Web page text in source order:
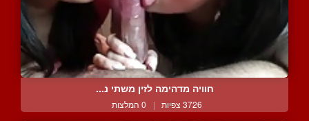
חוויה מדהימה לזין משתי נ...
3726 צפיות | 0 המלצות